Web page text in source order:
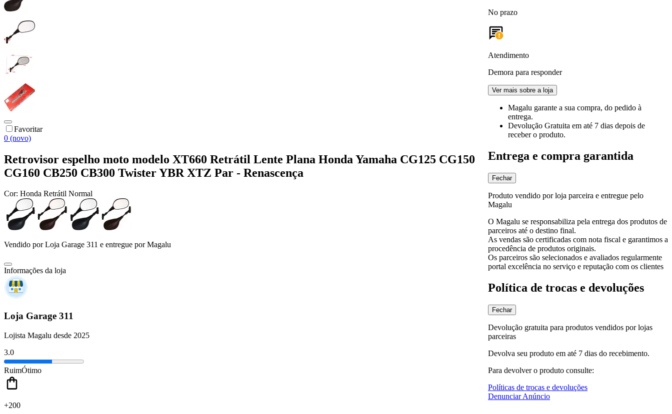
Favoritar
0 (novo)
Retrovisor espelho moto modelo XT660 Retrátil Lente Plana Honda Yamaha CG125 CG150
CG160 CB250 CB300 Twister YBR XTZ Par - Renascença
Cor: Honda Retrátil Normal
Vendido porLoja Garage 311 e entregue por Magalu
Informações da loja
Loja Garage 311
Lojista Magalu desde 2025
3.0
RuimÓtimo
+200
No prazo
Atendimento
Demora para responder
Ver mais sobre a loja
Magalu garante a sua compra, do pedido à
entrega.
Devolução Gratuita em até 7 dias depois de
receber o produto.
Entrega e compra garantida
Fechar
Produto vendido por loja parceira e entregue pelo
Magalu
O Magalu se responsabiliza pela entrega dos produtos de
parceiros até o destino final.
As vendas são certificadas com nota fiscal e garantimos a
procedência de produtos originais.
Os parceiros são selecionados e avaliados regularmente
portal excelência no serviço e reputação com os clientes
Política de trocas e devoluções
Fechar
Devolução gratuita para produtos vendidos por lojas
parceiras
Devolva seu produto em até 7 dias do recebimento.
Para devolver o produto consulte:
Políticas de trocas e devoluções
Denunciar Anúncio